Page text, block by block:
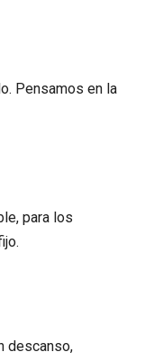
Pensamos en la
para los
descanso,